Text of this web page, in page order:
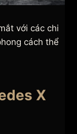
với các chi
cách thể
X